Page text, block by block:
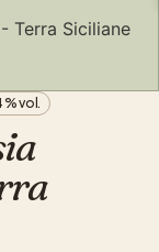
% vol.